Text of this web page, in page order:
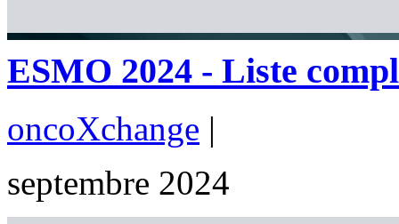
ESMO 2024 - Liste
oncoXchange |
septembre 2024